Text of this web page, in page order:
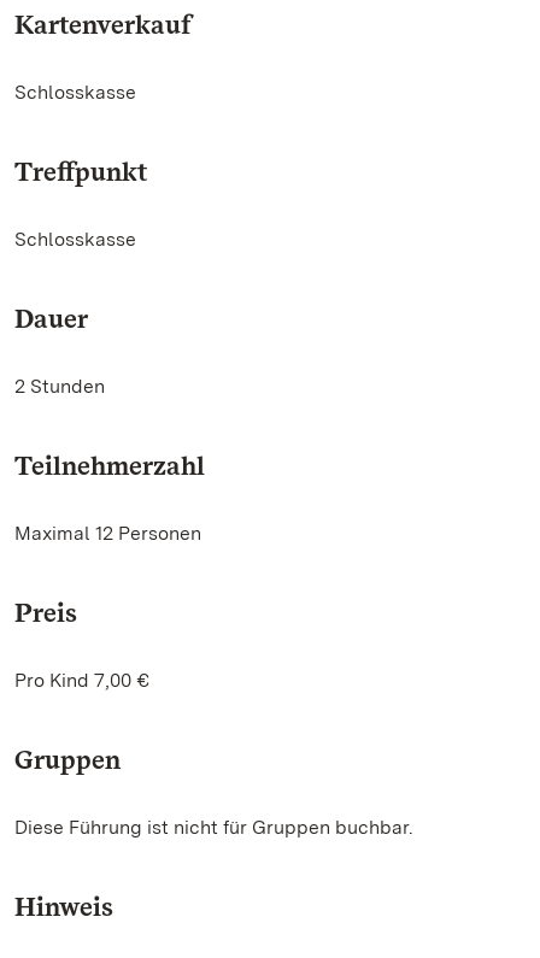
Kartenverkauf
Schlosskasse
Treffpunkt
Schlosskasse
Dauer
2 Stunden
Teilnehmerzahl
Maximal 12 Personen
Preis
Pro Kind 7,00 €
Gruppen
Diese Führung ist nicht für Gruppen buchbar.
Hinweis